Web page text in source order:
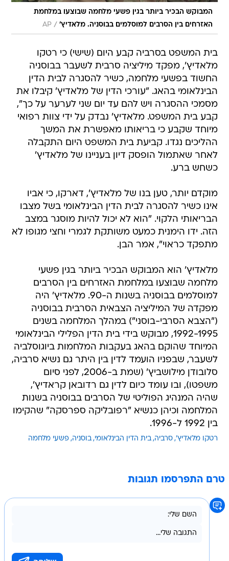
המבוקש הבכיר ביותר בגין פשעי מלחמה שבוצעו במלחמת
האזרחים בין הסרבים למוסלמים בבוסניה. מלאדיץ' /
AP
בית המשפט בסרביה קבע היום (שישי) כי רטקו
מלאדיץ', מפקד מיליציה סרבית לשעבר בבוסניה
החשוד בפשעי מלחמה, כשיר להסגרה לבית הדין
הבינלאומי בהאג. "עורכי הדין של מלאדיץ' קיבלו את
מסמכי ההסגרה ויש להם עד יום שני לערער על כך",
קבע בית המשפט. מלאדיץ' נבדק על ידי צוות רפואי
מיוחד שקבע כי בריאותו מאפשרת את המשך
ההליכים נגדו. קביעת בית המשפט היום התקבלה
לאחר שאתמול הופסק דיון בעניינו של מלאדיץ'
כשחש ברע.
מוקדם יותר, טען בנו של מלאדיץ', דארקו, כי אביו
אינו כשיר להסגרה לבית הדין הבינלאומי בשל מצבו
הבריאותי הלקוי. "הוא לא יכול להיות מוסגר במצב
הזה. ידו הימנית כמעט משותקת לגמרי וחצי מגופו לא
מתפקד כראוי", אמר הבן.
מלאדיץ' הוא המבוקש הבכיר ביותר בגין פשעי
מלחמה שבוצעו במלחמת האזרחים בין הסרבים
למוסלמים בבוסניה בשנות ה-90. מלאדיץ' היה
מפקדה של המיליציה הצבאית הסרבית בבוסניה
("הצבא הסרבי-בוסני") במהלך המלחמה בשנים
1992-1995, מבוקש בידי בית הדין הפלילי הבינלאומי
המיוחד שהוקם בהאג בעקבות המלחמות ביוגוסלביה
לשעבר, שבפניו הועמד לדין בין היתר גם נשיא סרביה,
סלובודן מילושביץ' (שמת ב-2006, לפני סיום
משפטו), ובו עומד כיום לדין גם רדובאן קראדיץ',
שהיה המנהיג הפוליטי של הסרבים בבוסניה בשנות
המלחמה וכיהן כנשיא "רפובליקה ספרסקה" שהקימו
בין 1992 ל-1996.
רטקו מלאדיץ' סרביה בית הדין הבינלאומי בוסניה פשעי מלחמה
טרם התפרסמו תגובות